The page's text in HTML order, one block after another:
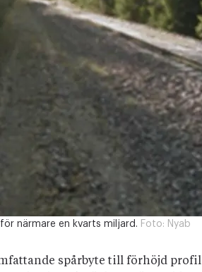
närmare en kvarts miljard. Foto: Nyab
spårbyte till förhöjd profil